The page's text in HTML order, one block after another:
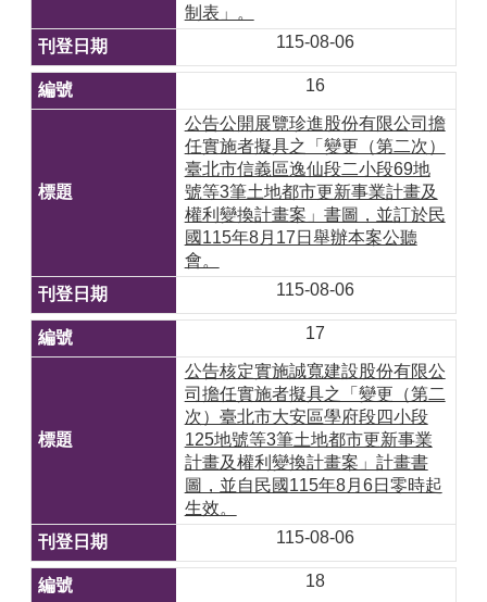
制表」。
115-08-06
16
公告公開展覽珍進股份有限公司擔
任實施者擬具之「變更（第二次）
臺北市信義區逸仙段二小段69地
號等3筆土地都市更新事業計畫及
權利變換計畫案」書圖，並訂於民
國115年8月17日舉辦本案公聽
會。
115-08-06
17
公告核定實施誠寬建設股份有限公
司擔任實施者擬具之「變更（第二
次）臺北市大安區學府段四小段
125地號等3筆土地都市更新事業
計畫及權利變換計畫案」計畫書
圖，並自民國115年8月6日零時起
生效。
115-08-06
18